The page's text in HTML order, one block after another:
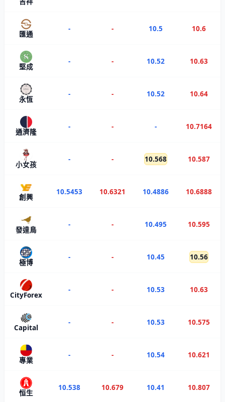
匯通
- - 10.5 10.6
堅成
- - 10.52 10.63
永恆
- - 10.52 10.64
通濟隆
- - - 10.7164
小女孩
- - 10.568 10.587
創興
10.5453 10.6321 10.4886 10.6888
發達鳥
- - 10.495 10.595
極博
- - 10.45 10.56
CityForex
- - 10.53 10.63
Capital
- - 10.53 10.575
專業
- - 10.54 10.621
恒生
10.538 10.679 10.41 10.807